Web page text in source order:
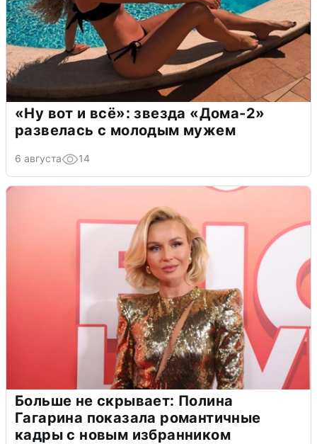
«Ну вот и всё»: звезда «Дома-2»
развелась с молодым мужем
6 августа 14
Больше не скрывает: Полина
Гагарина показала романтичные
кадры с новым избранником